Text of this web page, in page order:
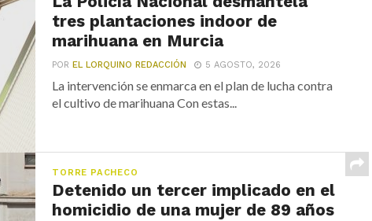
tres plantaciones indoor de
marihuana en Murcia
POREL LORQUINO REDACCIÓN 5 AGOSTO, 2026
La intervención se enmarca en el plan de lucha contra
el cultivo de marihuana Con estas...
TORRE PACHECO
Detenido un tercer implicado en el
homicidio de una mujer de 89 años